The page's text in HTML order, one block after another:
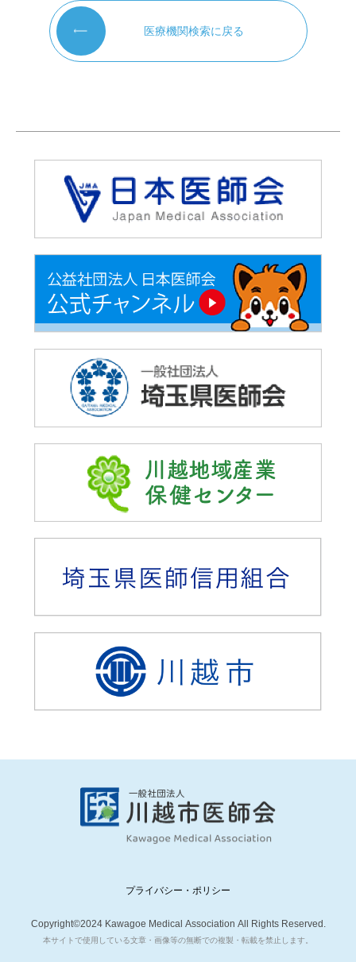
医療機関検索に戻る
プライバシー・ポリシー
Copyright©2024 Kawagoe Medical Association All Rights Reserved.
本サイトで使用している文章・画像等の無断での複製・転載を禁止します。